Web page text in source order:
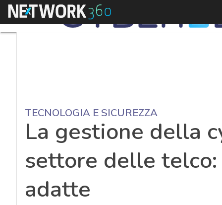
Menu
TECNOLOGIA E SICUREZZA
La gestione della
settore delle
adatte